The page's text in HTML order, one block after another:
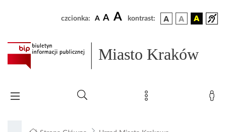
czcionka: A A A kontrast:
Miasto Kraków